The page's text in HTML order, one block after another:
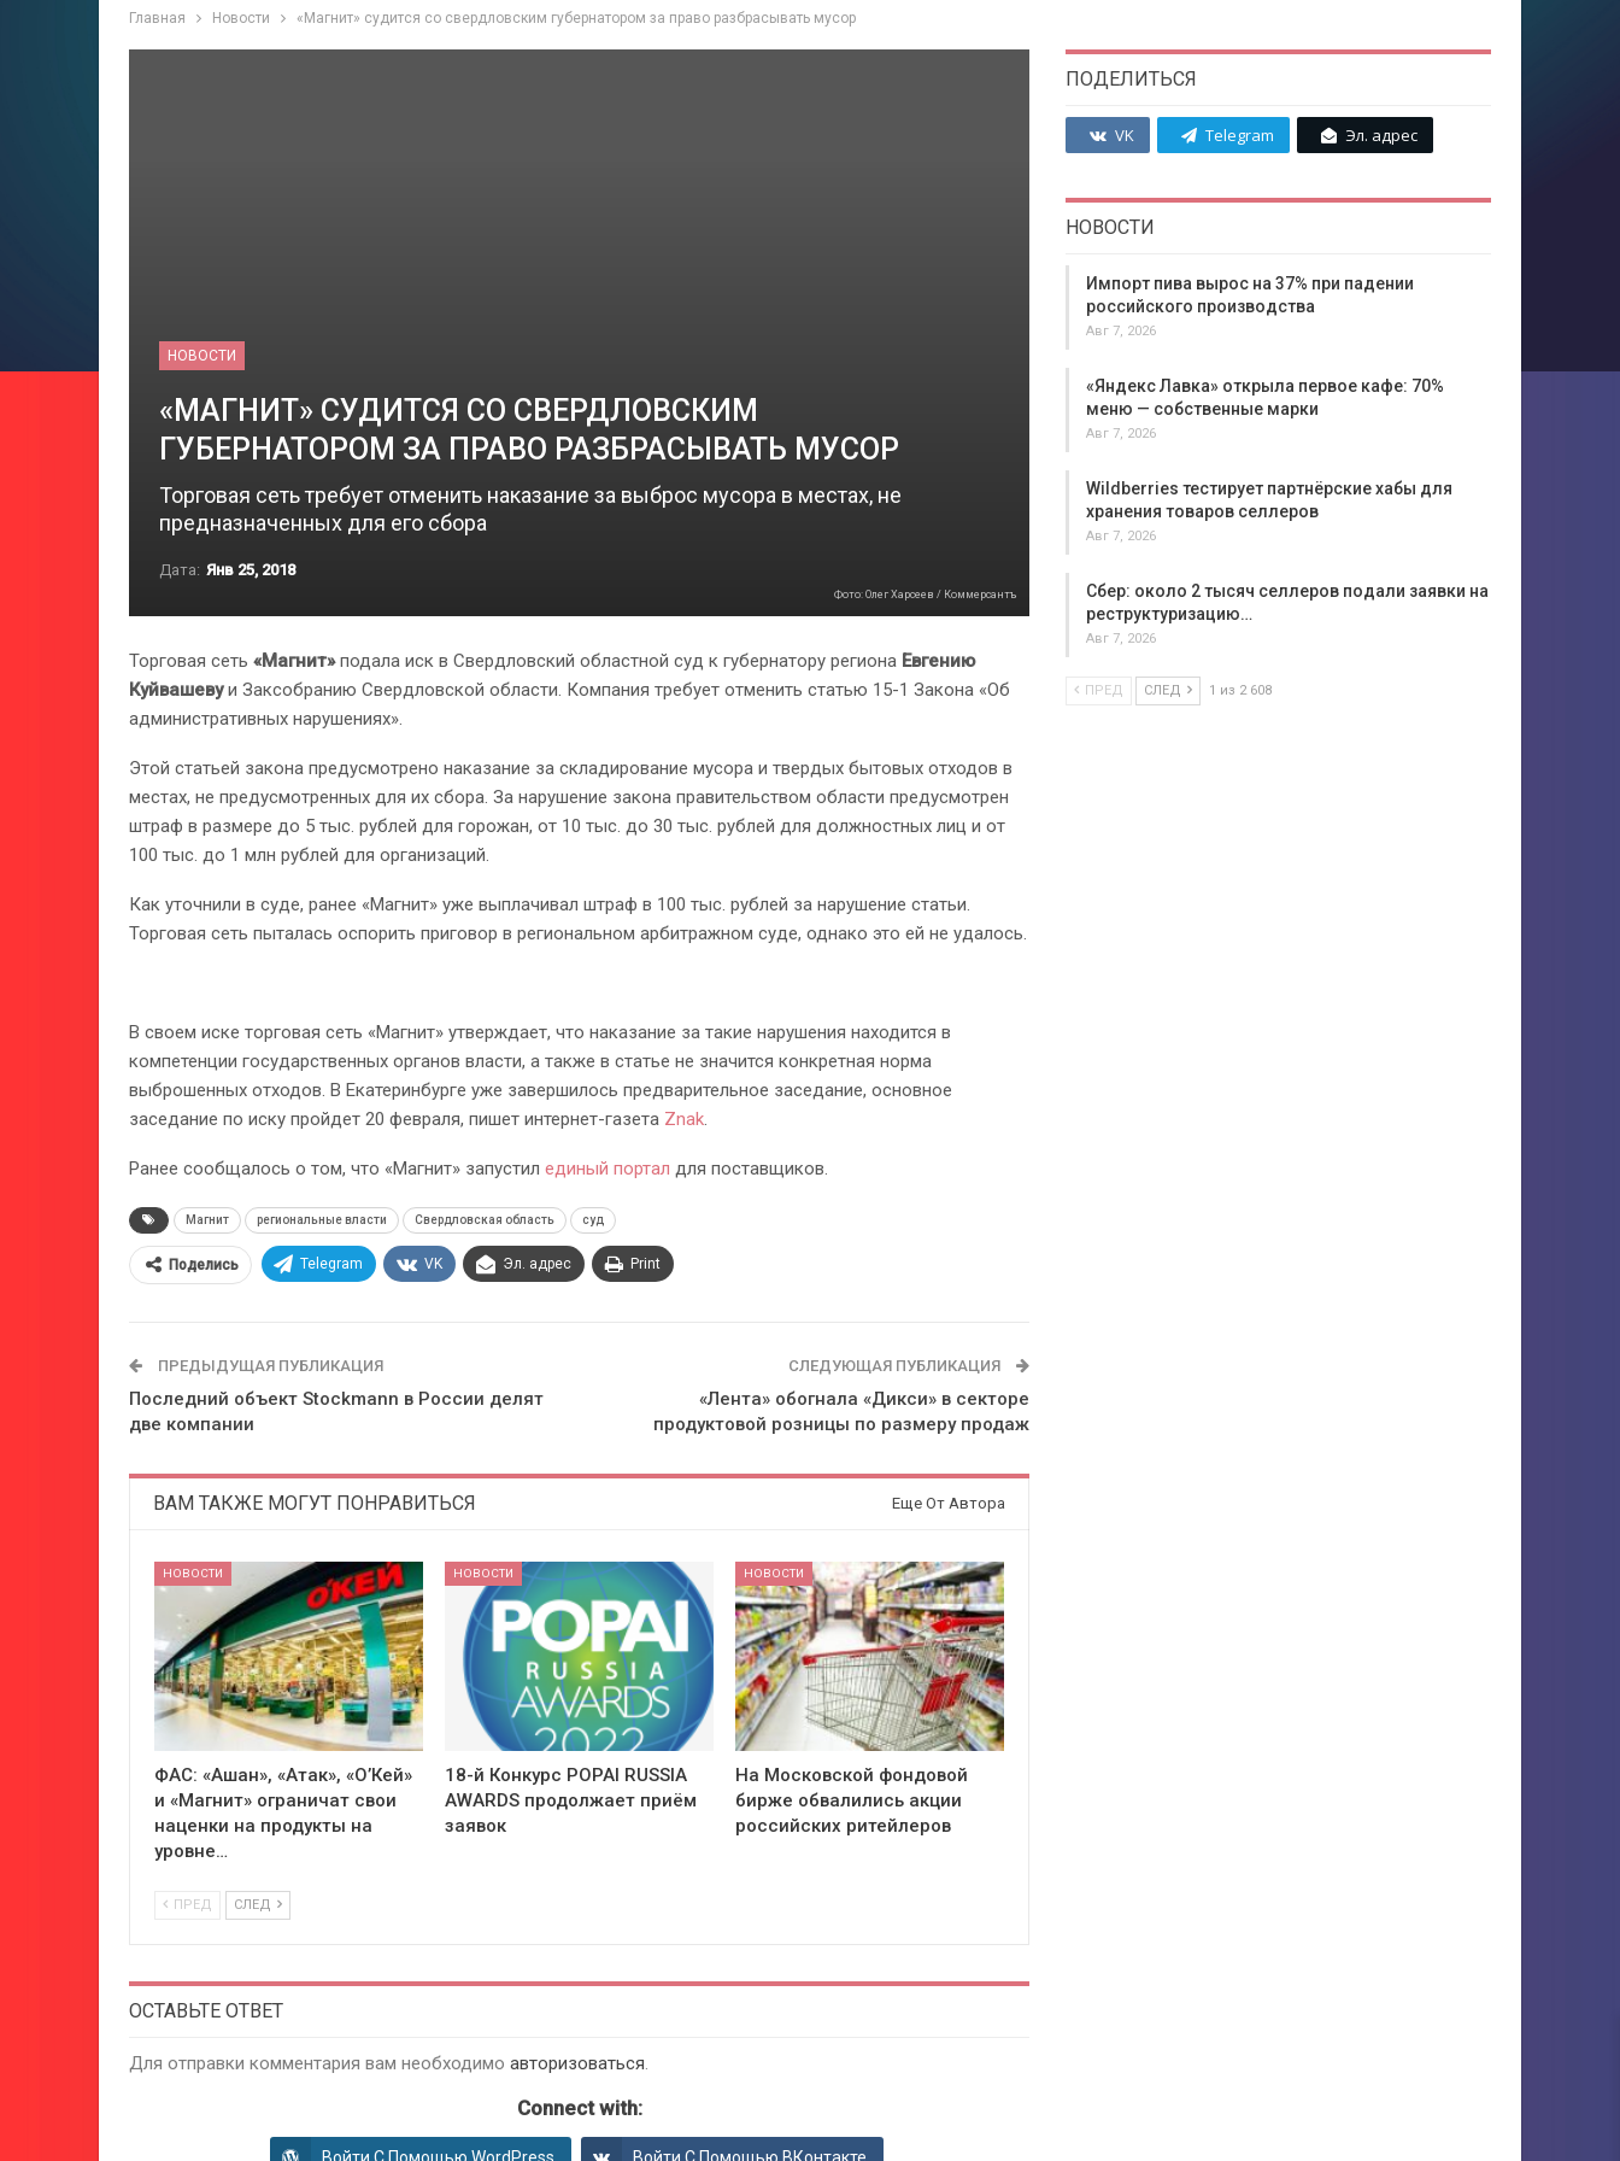
Главная Новости «Магнит» судится со свердловским губернатором за право разбрасывать мусор
НОВОСТИ
«МАГНИТ» СУДИТСЯ СО СВЕРДЛОВСКИМ
ГУБЕРНАТОРОМ ЗА ПРАВО РАЗБРАСЫВАТЬ МУСОР
Торговая сеть требует отменить наказание за выброс мусора в местах, не
предназначенных для его сбора
Дата: Янв 25, 2018
Фото: Олег Харсеев / Коммерсантъ
Торговая сеть «Магнит»подала иск в Свердловский областной суд к губернатору региона Евгению
Куйвашевуи Заксобранию Свердловской области. Компания требует отменить статью 15-1 Закона «Об
административных нарушениях».
Этой статьей закона предусмотрено наказание за складирование мусора и твердых бытовых отходов в
местах, не предусмотренных для их сбора. За нарушение закона правительством области предусмотрен
штраф в размере до 5 тыс. рублей для горожан, от 10 тыс. до 30 тыс. рублей для должностных лиц и от
100 тыс. до 1 млн рублей для организаций.
Как уточнили в суде, ранее «Магнит» уже выплачивал штраф в 100 тыс. рублей за нарушение статьи.
Торговая сеть пыталась оспорить приговор в региональном арбитражном суде, однако это ей не удалось.
В своем иске торговая сеть «Магнит» утверждает, что наказание за такие нарушения находится в
компетенции государственных органов власти, а также в статье не значится конкретная норма
выброшенных отходов. В Екатеринбурге уже завершилось предварительное заседание, основное
заседание по иску пройдет 20 февраля, пишет интернет-газета Znak.
Ранее сообщалось о том, что «Магнит» запустил единый портал для поставщиков.
Магнит региональные власти Свердловская область суд
Поделись Telegram VK Эл. адрес Print
ПРЕДЫДУЩАЯ ПУБЛИКАЦИЯ
Последний объект Stockmann в России делят
две компании
СЛЕДУЮЩАЯ ПУБЛИКАЦИЯ
«Лента» обогнала «Дикси» в секторе
продуктовой розницы по размеру продаж
ВАМ ТАКЖЕ МОГУТ ПОНРАВИТЬСЯ Еще От Автора
НОВОСТИ
ФАС: «Ашан», «Атак», «О’Кей»
и «Магнит» ограничат свои
наценки на продукты на
уровне…
НОВОСТИ
18-й Конкурс POPAI RUSSIA
AWARDS продолжает приём
заявок
НОВОСТИ
На Московской фондовой
бирже обвалились акции
российских ритейлеров
ПРЕД СЛЕД
ОСТАВЬТЕ ОТВЕТ
Для отправки комментария вам необходимо авторизоваться
Connect with:
Войти С Помощью WordPress Войти С Помощью ВКонтакте
ПОДЕЛИТЬСЯ
VK Telegram Эл. адрес
НОВОСТИ
Импорт пива вырос на 37% при падении
российского производства
Авг 7, 2026
«Яндекс Лавка» открыла первое кафе: 70%
меню — собственные марки
Авг 7, 2026
Wildberries тестирует партнёрские хабы для
хранения товаров селлеров
Авг 7, 2026
Сбер: около 2 тысяч селлеров подали заявки на
реструктуризацию…
Авг 7, 2026
ПРЕД СЛЕД 1 из 2 608